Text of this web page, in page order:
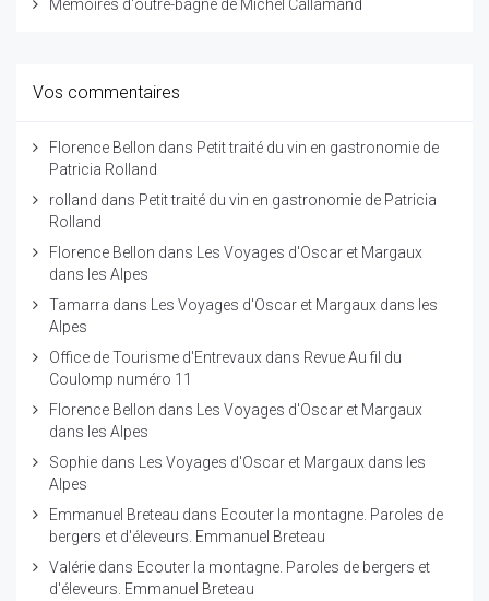
Mémoires d'outre-bagne de Michel Callamand
Vos commentaires
Florence Bellon dans Petit traité du vin en gastronomie de
Patricia Rolland
rolland dans Petit traité du vin en gastronomie de Patricia
Rolland
Florence Bellon dans
Les Voyages d'Oscar et Margaux
dans les Alpes
Tamarra dans
Les Voyages d'Oscar et Margaux dans les
Alpes
Office de Tourisme d'Entrevaux dans Revue Au fil du
Coulomp numéro 11
Florence Bellon dans
Les Voyages d'Oscar et Margaux
dans les Alpes
Sophie dans
Les Voyages d'Oscar et Margaux dans les
Alpes
Emmanuel Breteau dans Ecouter la montagne. Paroles de
bergers et d'éleveurs. Emmanuel Breteau
Valérie dans Ecouter la montagne. Paroles de bergers et
d'éleveurs. Emmanuel Breteau